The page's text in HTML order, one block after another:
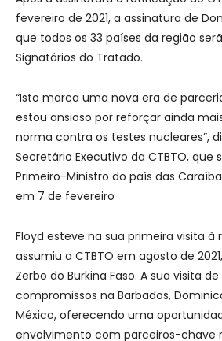
fevereiro de 2021, a assinatura de
que todos os 33 países da região
Signatários do Tratado.
“Isto marca uma nova era de
estou ansioso por reforçar ainda
norma contra os testes nucleares”,
Secretário Executivo da CTBTO,
Primeiro-Ministro do país das
em 7 de fevereiro
Floyd esteve na sua primeira visita à
assumiu a CTBTO em agosto de
Zerbo do Burkina Faso. A sua visita de
compromissos na Barbados,
México, oferecendo uma
envolvimento com parceiros-chave